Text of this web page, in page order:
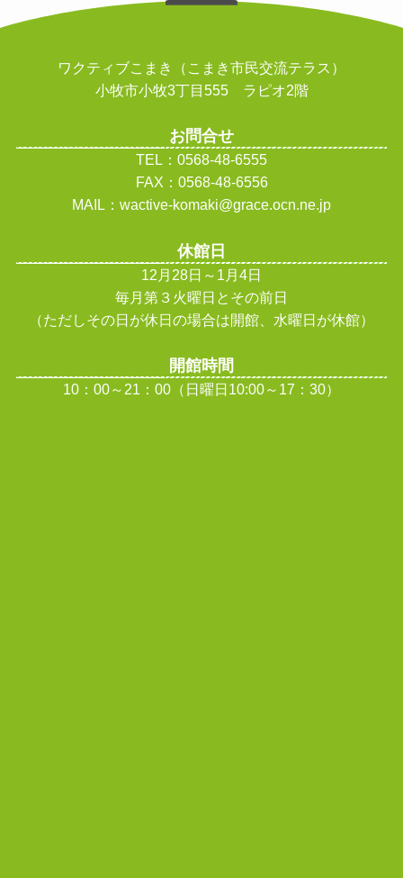
ワクティブこまき（こまき市民交流テラス）
小牧市小牧3丁目555 ラピオ2階
お問合せ
TEL：0568-48-6555
FAX：0568-48-6556
MAIL：wactive-komaki@grace.ocn.ne.jp
休館日
12月28日～1月4日
毎月第３火曜日とその前日
（ただしその日が休日の場合は開館、水曜日が休館）
開館時間
10：00～21：00（日曜日10:00～17：30）